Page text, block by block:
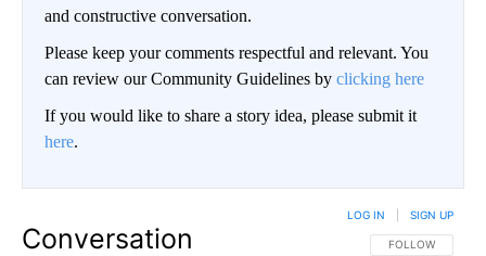
and constructive conversation.
Please keep your comments respectful and relevant. You
can review our Community Guidelines by clicking here
If you would like to share a story idea, please submit it
here.
Conversation FOLLOW THIS
FOLLOW
LOG IN SIGN UP